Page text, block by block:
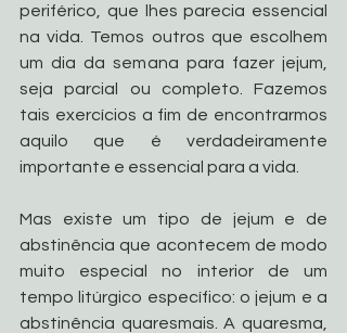
periférico, que lhes parecia essencial
na vida. Temos outros que escolhem
um dia da semana para fazer jejum,
seja parcial ou completo. Fazemos
tais exercícios a fim de encontrarmos
aquilo que é verdadeiramente
importante e essencial para a vida.
Mas existe um tipo de jejum e de
abstinência que acontecem de modo
muito especial no interior de um
tempo litúrgico específico: o jejum e a
abstinência quaresmais. A quaresma,